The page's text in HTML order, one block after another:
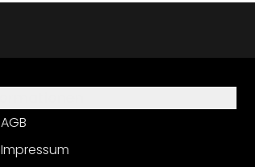
AGB
Impressum